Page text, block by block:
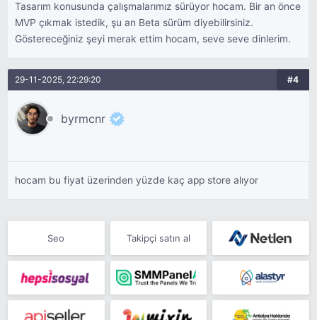
Tasarım konusunda çalışmalarımız sürüyor hocam. Bir an önce
MVP çıkmak istedik, şu an Beta sürüm diyebilirsiniz.
Göstereceğiniz şeyi merak ettim hocam, seve seve dinlerim.
29-11-2025, 22:29:20 #4
byrmcnr
hocam bu fiyat üzerinden yüzde kaç app store alıyor
Seo Takipçi satın al